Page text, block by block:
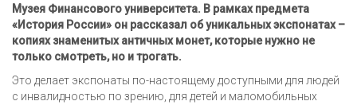
Музея Финансового университета. В рамках предмета
«История России» он рассказал об уникальных экспонатах –
копиях знаменитых античных монет, которые нужно не
только смотреть, но и трогать.
Это делает экспонаты по-настоящему доступными для людей
с инвалидностью по зрению, для детей и маломобильных